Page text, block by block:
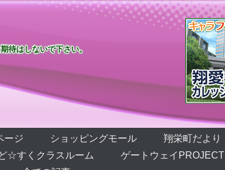
待はしないで下さい。
ージ ショッピングモール 翔栄町だより
☆すくクラスルーム ゲートウェイPROJECT